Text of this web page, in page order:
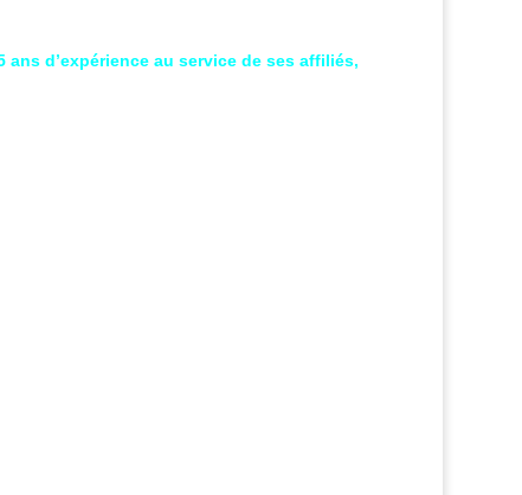
d’expérience au service de ses affiliés,